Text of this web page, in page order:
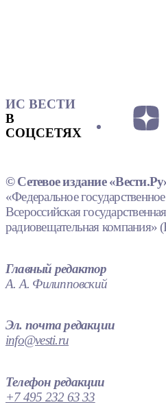
ИС ВЕСТИ
В
СОЦСЕТЯХ
© Сетевое издание
«Федеральное
Всероссийская
радиовещательная
Главный редактор
А. А. Филипповский
Эл. почта редакции
info@vesti.ru
Телефон редакции
+7 495 232 63 33